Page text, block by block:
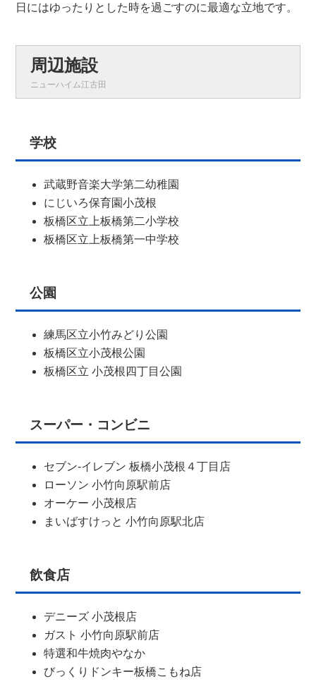
日にはゆったりとした時を過ごすのに最適な立地です。
周辺施設
ニューハイム江古田
学校
武蔵野音楽大学第二幼稚園
にじいろ保育園小茂根
板橋区立上板橋第二小学校
板橋区立上板橋第一中学校
公園
練馬区立小竹みどり公園
板橋区立小茂根公園
板橋区立 小茂根四丁目公園
スーパー・コンビニ
セブン-イレブン 板橋小茂根４丁目店
ローソン 小竹向原駅前店
オーケー 小茂根店
まいばすけっと 小竹向原駅北店
飲食店
デニーズ 小茂根店
ガスト 小竹向原駅前店
特選和牛焼肉やなか
びっくりドンキー板橋こもね店